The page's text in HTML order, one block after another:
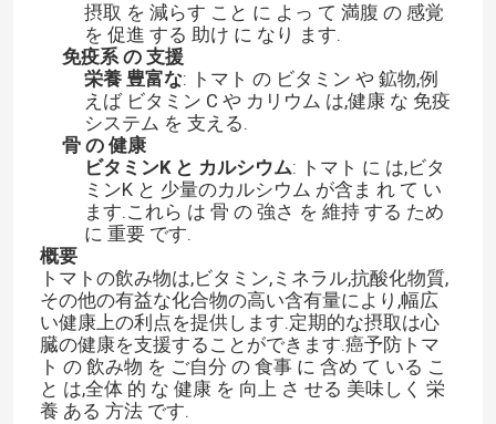
摂取 を 減らす こと に よっ て 満腹 の 感覚
を 促進 する 助け に なり ます.
免疫系 の 支援
栄養 豊富な: トマト の ビタミン や 鉱物,例
えば ビタミン C や カリウム は,健康 な 免疫
システム を 支える.
骨 の 健康
ビタミンK と カルシウム: トマト に は,ビタ
ミンK と 少量のカルシウム が含ま れ て い
ます.これら は 骨 の 強さ を 維持 する ため
に 重要 です.
概要
トマトの飲み物は,ビタミン,ミネラル,抗酸化物質,
その他の有益な化合物の高い含有量により,幅広
い健康上の利点を提供します.定期的な摂取は心
臓の健康を支援することができます.癌予防トマ
ト の 飲み物 を ご自分 の 食事 に 含め て いる こ
と は,全体 的 な 健康 を 向上 さ せる 美味しく 栄
養 ある 方法 です.